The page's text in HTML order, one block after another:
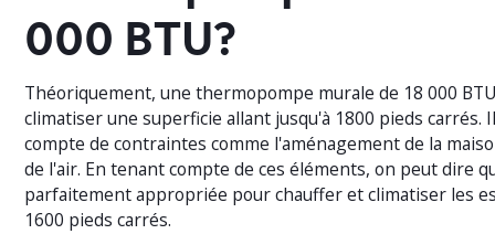
000 BTU?
Théoriquement, une thermopompe murale de 18 000
climatiser une superficie allant jusqu'à 1800 pieds
compte de contraintes comme l'aménagement de la
de l'air. En tenant compte de ces éléments, on peut dire
parfaitement appropriée pour chauffer et climatiser les
1600 pieds carrés.